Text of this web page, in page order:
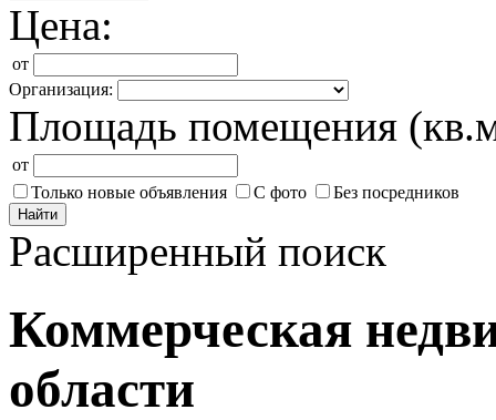
Цена:
от
Организация:
Площадь помещения
от
Только новые объявления
С фото Без посредников
Найти
Расширенный поиск
Коммерческая
области